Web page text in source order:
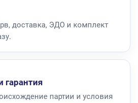
доставка, ЭДО и комплект
гарантия
партии и условия